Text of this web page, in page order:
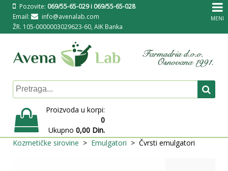
Pozovite: 069/55-65-029 i 069/55-65-028
Email:
info@avenalab.com
ŽR. 105-0000003029623-60, AIK Banka
Proizvoda u korpi:
0
Ukupno 0,00 Din.
MENI
Kozmetičke sirovine Emulgatori Čvrsti emulgatori